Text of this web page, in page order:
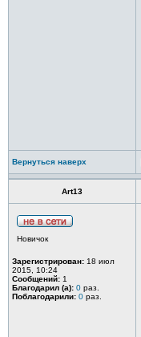
Вернуться наверх
Art13
Новичок
Зарегистрирован: 18 июл
2015, 10:24
Сообщений: 1
Благодарил (а): 0 раз.
Поблагодарили: 0 раз.